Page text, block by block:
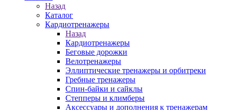
Назад
Каталог
Кардиотренажеры
Назад
Кардиотренажеры
Беговые дорожки
Велотренажеры
Эллиптические тренажеры и орбитреки
Гребные тренажеры
Спин-байки и сайклы
Степперы и климберы
Аксессуары и дополнения к тренажерам